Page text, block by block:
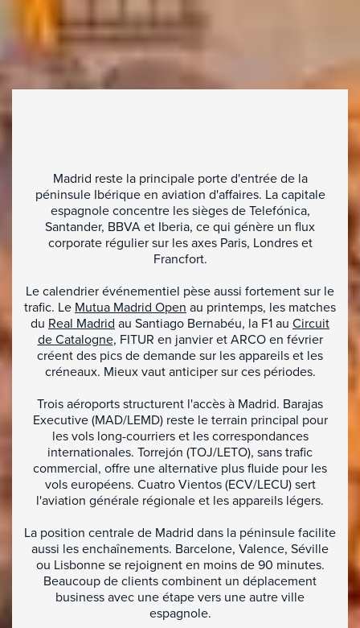
Madrid reste la principale porte d'entrée de la
péninsule Ibérique en aviation d'affaires. La capitale
espagnole concentre les sièges de Telefónica,
Santander, BBVA et Iberia, ce qui génère un flux
corporate régulier sur les axes Paris, Londres et
Francfort.
Le calendrier événementiel pèse aussi fortement sur le
trafic. Le Mutua Madrid Open au printemps, les matches
du Real Madrid au Santiago Bernabéu, la F1 au Circuit
de Catalogne, FITUR en janvier et ARCO en février
créent des pics de demande sur les appareils et les
créneaux. Mieux vaut anticiper sur ces périodes.
Trois aéroports structurent l'accès à Madrid. Barajas
Executive (MAD/LEMD) reste le terrain principal pour
les vols long-courriers et les correspondances
internationales. Torrejón (TOJ/LETO), sans trafic
commercial, offre une alternative plus fluide pour les
vols européens. Cuatro Vientos (ECV/LECU) sert
l'aviation générale régionale et les appareils légers.
La position centrale de Madrid dans la péninsule facilite
aussi les enchaînements. Barcelone, Valence, Séville
ou Lisbonne se rejoignent en moins de 90 minutes.
Beaucoup de clients combinent un déplacement
business avec une étape vers une autre ville
espagnole.